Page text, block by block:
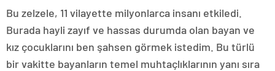
Bu zelzele, 11 vilayette milyonlarca insanı etkiledi.
Burada hayli zayıf ve hassas durumda olan bayan ve
kız çocuklarını ben şahsen görmek istedim. Bu türlü
bir vakitte bayanların temel muhtaçlıklarının yanı sıra